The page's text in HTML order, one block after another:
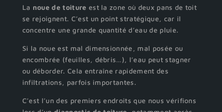
La noue de toiture est la zone où deux pans de toit
se rejoignent. C’est un point stratégique, car il
concentre une grande quantité d’eau de pluie.
Si la noue est mal dimensionnée, mal posée ou
encombrée (feuilles, débris…), l’eau peut stagner
ou déborder. Cela entraîne rapidement des
infiltrations, parfois importantes.
C’est l’un des premiers endroits que nous vérifions